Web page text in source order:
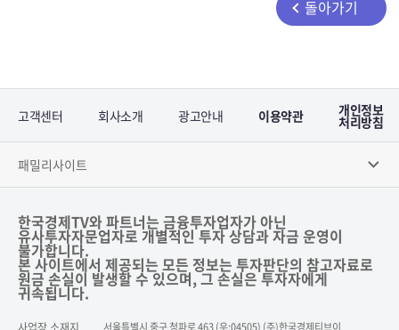
돌아가기
고객센터 회사소개 광고안내 이용약관 개인정보
처리방침
패밀리사이트
한국경제TV와 파트너는 금융투자업자가 아닌
유사투자자문업자로 개별적인 투자 상담과 자금 운영이
불가합니다.
본 사이트에서 제공되는 모든 정보는 투자판단의 참고자료로
원금 손실이 발생할 수 있으며, 그 손실은 투자자에게
귀속됩니다.